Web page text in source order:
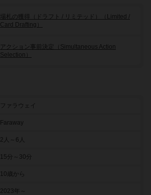
場札の獲得（ドラフト / リミテッド）（Limited /
Card Drafting）
アクション事前決定（Simultaneous Action
Selection）
ファラウェイ
Faraway
2人～6人
15分～30分
10歳から
2023年～